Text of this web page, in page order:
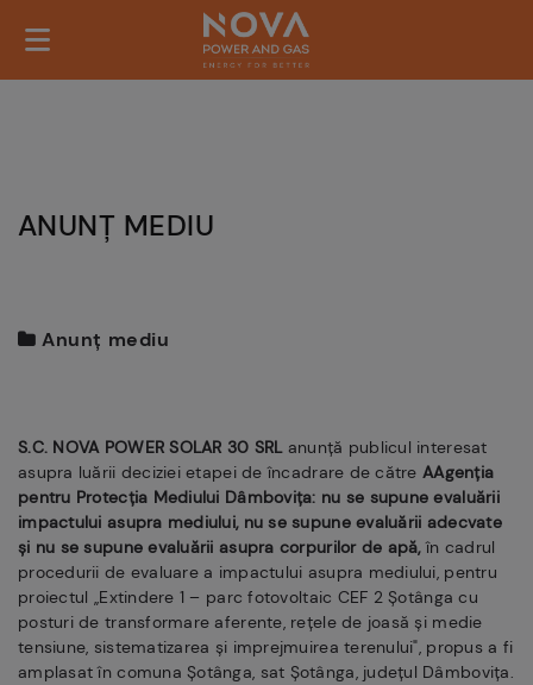
ANUNȚ MEDIU
Anunț mediu
S.C. NOVA POWER SOLAR 30 SRL anunţă publicul interesat
asupra luării deciziei etapei de încadrare de cătreAAgenția
pentru Protecția Mediului Dâmbovița: nu se supune evaluării
impactului asupra mediului, nu se supune evaluării adecvate
și nu se supune evaluării asupra corpurilor de apă,în cadrul
procedurii de evaluare a impactului asupra mediului, pentru
proiectul ,,Extindere 1 – parc fotovoltaic CEF 2 Șotânga cu
posturi de transformare aferente, rețele de joasă și medie
tensiune, sistematizarea și imprejmuirea terenului", propus a fi
amplasat în comuna Șotânga, sat Șotânga, județul Dâmbovița.